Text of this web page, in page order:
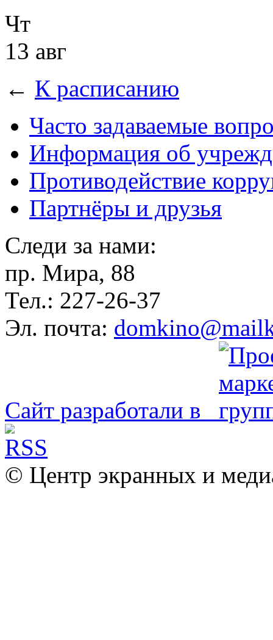
Чт
13 авг
← К расписанию
Часто задаваемые
Информация об
Противодействие
Партнёры и друзья
Следи за нами:
пр. Мира, 88
Тел.: 227-26-37
Эл. почта:
Сайт разработали в
© Центр экранных и